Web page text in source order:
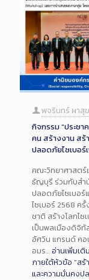
พจรินทร์ ผาสุข
กิจกรรม “ประชา
คน สร้างงาน สร้
ปลอดภัยไซเบอร์
คณะวิทยาศาสตร์
ธัญบุรี ร่วมกับสำ
ปลอดภัยไซเบอร์
ไซเบอร์ 2568 ค
ชาติ สร้างโลกไซ
เป็นพลเมืองดิจิทั
อัศวิน แกรนด์ คอ
อมร…อ่านเพิ่มเติม
ภายใต้หัวข้อ “สร้
และความมั่นคงป